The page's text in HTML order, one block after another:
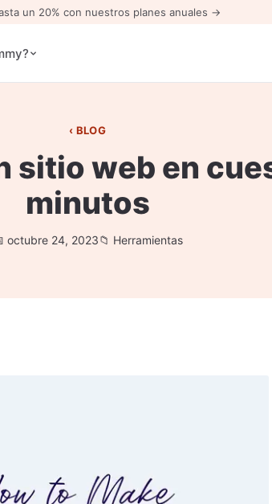
un 20% con nuestros planes anuales →
BLOG
sitio web en
minutos
octubre 24, 2023 Herramientas